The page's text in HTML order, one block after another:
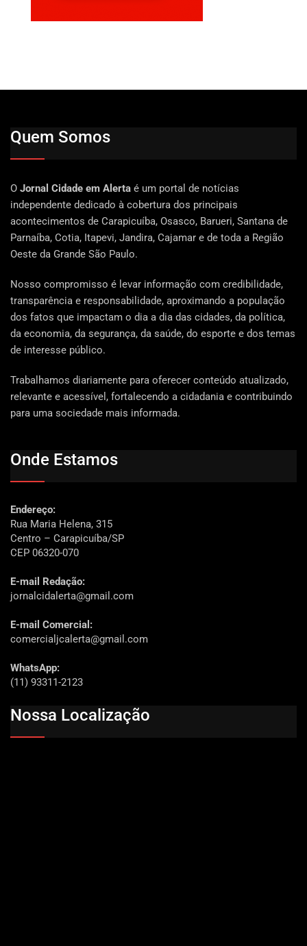
Quem Somos
O Jornal Cidade em Alerta é um portal de notícias
independente dedicado à cobertura dos principais
acontecimentos de Carapicuíba, Osasco, Barueri, Santana de
Parnaíba, Cotia, Itapevi, Jandira, Cajamar e de toda a Região
Oeste da Grande São Paulo.
Nosso compromisso é levar informação com credibilidade,
transparência e responsabilidade, aproximando a população
dos fatos que impactam o dia a dia das cidades, da política,
da economia, da segurança, da saúde, do esporte e dos temas
de interesse público.
Trabalhamos diariamente para oferecer conteúdo atualizado,
relevante e acessível, fortalecendo a cidadania e contribuindo
para uma sociedade mais informada.
Onde Estamos
Endereço:
Rua Maria Helena, 315
Centro – Carapicuíba/SP
CEP 06320-070
E-mail Redação:
jornalcidalerta@gmail.com
E-mail Comercial:
comercialjcalerta@gmail.com
WhatsApp:
(11) 93311-2123
Nossa Localização